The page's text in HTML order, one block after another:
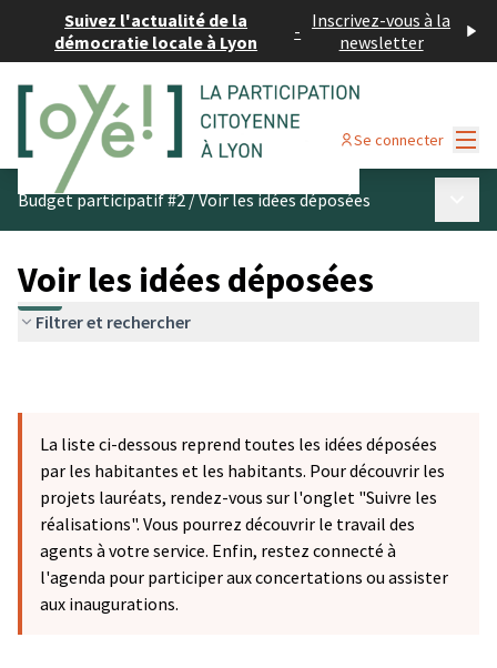
Suivez l'actualité de la
démocratie locale à Lyon
- Inscrivez-vous à la
newsletter
Se connecter
Budget participatif #2/Voir les idées déposées
Voir les idées déposées
Filtrer et rechercher
La liste ci-dessous reprend toutes les idées déposées
par les habitantes et les habitants. Pour découvrir les
projets lauréats, rendez-vous sur l'onglet "Suivre les
réalisations". Vous pourrez découvrir le travail des
agents à votre service. Enfin, restez connecté à
l'agenda pour participer aux concertations ou assister
aux inaugurations.